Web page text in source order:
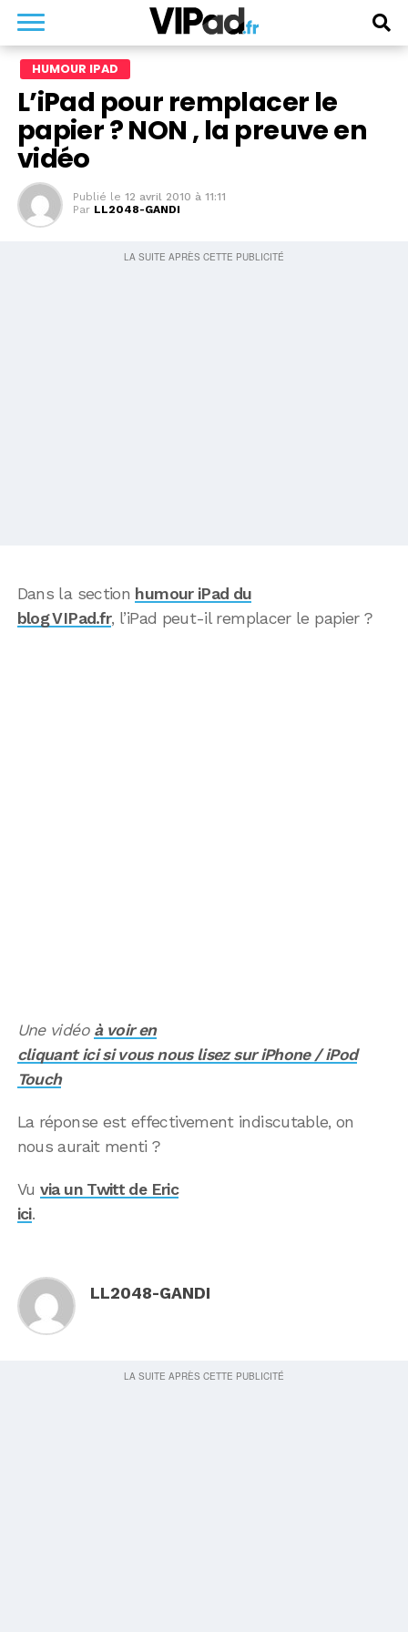
HUMOUR IPAD
L’iPad pour remplacer le
papier ? NON , la preuve en
vidéo
Publié le 12 avril 2010 à 11:11
Par LL2048-GANDI
Dans la section humour iPad du
blog VIPad.fr, l’iPad peut-il remplacer le papier ?
Une vidéo à voir en
cliquant ici si vous nous lisez sur iPhone / iPod
Touch
La réponse est effectivement indiscutable, on
nous aurait menti ?
Vu via un Twitt de Eric
ici.
LL2048-GANDI